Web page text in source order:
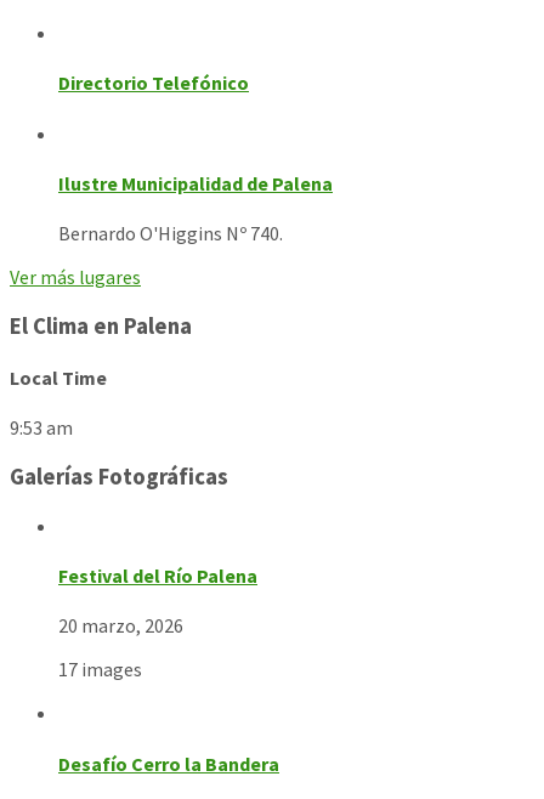
Directorio Telefónico
Ilustre Municipalidad de Palena
Bernardo O'Higgins Nº 740.
Ver más lugares
El Clima en Palena
Local Time
9:53 am
Galerías Fotográficas
Festival del Río Palena
20 marzo, 2026
17 images
Desafío Cerro la Bandera